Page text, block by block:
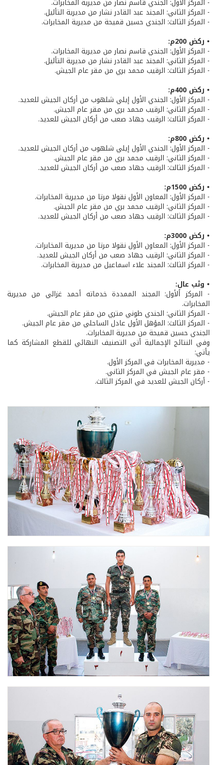
- المركز الثاني: المجند عبد القادر نشار من مديرية التأليل.
- المركز الثالث: الجندي حسين قميحة من مديرية المخابرات.
• ركض 200م:
- المركز الأول: الجندي قاسم نصار من مديرية المخابرات.
- المركز الثاني: المجند عبد القادر نشار من مديرية التأليل.
- المركز الثالث: الرقيب محمد بري من مقر عام الجيش.
• ركض 400م:
- المركز الأول: الجندي الأول إيلي شلهوب من أركان الجيش للعديد.
- المركز الثاني: الرقيب محمد بري من مقر عام الجيش.
- المركز الثالث: الرقيب جهاد صعب من أركان الجيش للعديد.
• ركض 800م:
- المركز الأول: الجندي الأول إيلي شلهوب من أركان الجيش للعديد.
- المركز الثاني: الرقيب محمد بري من مقر عام الجيش.
- المركز الثالث: الرقيب جهاد صعب من أركان الجيش للعديد.
• ركض 1500م:
- المركز الأول: المعاون الأول نقولا مرتا من مديرية المخابرات.
- المركز الثاني: الرقيب محمد بري من مقر عام الجيش.
- المركز الثالث: الرقيب جهاد صعب من أركان الجيش للعديد.
• ركض 3000م:
- المركز الأول: المعاون الأول نقولا مرتا من مديرية المخابرات.
- المركز الثاني: الرقيب جهاد صعب من أركان الجيش للعديد.
- المركز الثالث: المجند علاء اسماعيل من مديرية المخابرات.
• وثب عالٍ:
- المركز الأول: المجند الممددة خدماته أحمد غزالي من مديرية
المخابرات.
- المركز الثاني: الجندي طوني متري من مقر عام الجيش.
- المركز الثالث: المؤهل الأول عادل الساحلي من مقر عام الجيش.
الجندي حسين قميحة من مديرية المخابرات.
وفي النتائج الإجمالية أتى التصنيف النهائي للقطع المشاركة كما
يأتي:
- مديرية المخابرات في المركز الأول.
- مقر عام الجيش في المركز الثاني.
- أركان الجيش للعديد في المركز الثالث.